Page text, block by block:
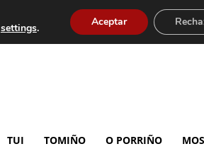
TUI TOMIÑO O PORRIÑO MOS
settings. Aceptar